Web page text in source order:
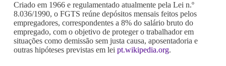
Criado em 1966 e regulamentado atualmente pela Lei n.º
8.036/1990, o FGTS reúne depósitos mensais feitos pelos
empregadores, correspondentes a 8% do salário bruto do
empregado, com o objetivo de proteger o trabalhador em
situações como demissão sem justa causa, aposentadoria e
outras hipóteses previstas em lei pt.wikipedia.org.